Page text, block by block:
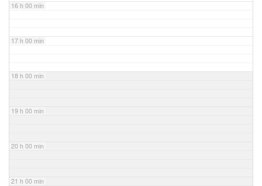
16 h 00 min
17 h 00 min
18 h 00 min
19 h 00 min
20 h 00 min
21 h 00 min